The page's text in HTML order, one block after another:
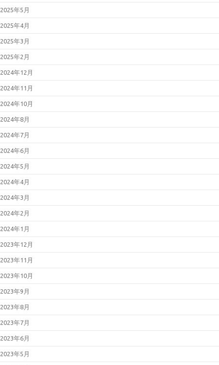
2025年5月
2025年4月
2025年3月
2025年2月
2024年12月
2024年11月
2024年10月
2024年8月
2024年7月
2024年6月
2024年5月
2024年4月
2024年3月
2024年2月
2024年1月
2023年12月
2023年11月
2023年10月
2023年9月
2023年8月
2023年7月
2023年6月
2023年5月